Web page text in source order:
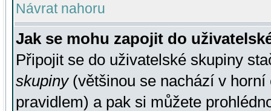
Návrat nahoru
Jak se mohu zapojit do
Připojit se do uživatelské skupiny
skupiny(většinou se nachází v horní
pravidlem) a pak si můžete